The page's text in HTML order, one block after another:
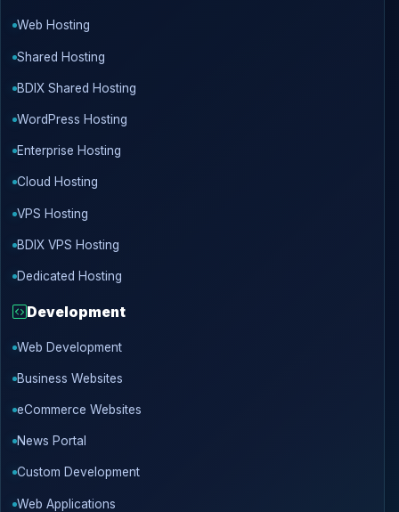
Web Hosting
Shared Hosting
BDIX Shared Hosting
WordPress Hosting
Enterprise Hosting
Cloud Hosting
VPS Hosting
BDIX VPS Hosting
Dedicated Hosting
Development
Web Development
Business Websites
eCommerce Websites
News Portal
Custom Development
Web Applications